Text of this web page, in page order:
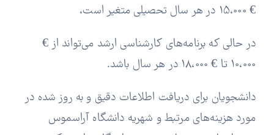
€ 15،000 در هر سال تحصیلی متغیر است،
در حالی که برنامه‌های کارشناسی ارشد می‌تواند از €
10،000 تا € 18،000 در هر سال باشد.
دانشجویان برای دریافت اطلاعات دقیق و به روز شده در
مورد هزینه‌های مرتبط و شهریه‌ دانشگاه آراسموس